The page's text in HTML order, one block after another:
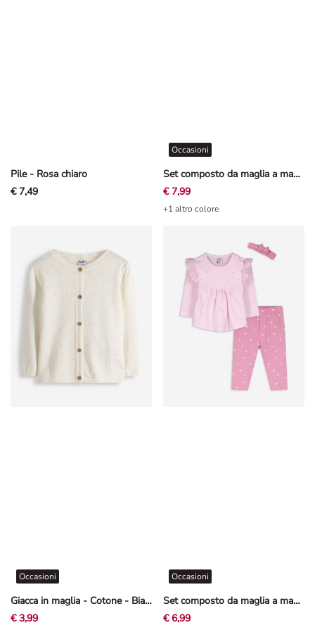
Pile - Rosa chiaro
€ 7,49
Set composto da maglia a manica lunga e leggings - Ricami - bianco
Occasioni
€ 7,99
+1 altro colore
Giacca in maglia - Cotone - Bianco sporco
Occasioni
€ 3,99
Set composto da maglia a manica lunga e leggings - Ricami - Rosa chiaro
Occasioni
€ 6,99